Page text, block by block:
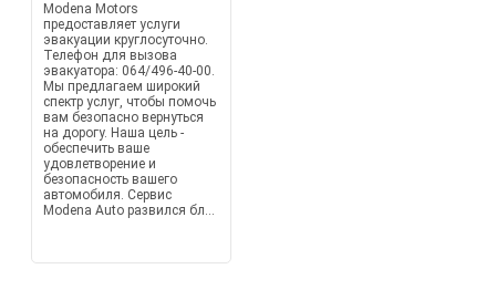
Modena Motors
предоставляет услуги
эвакуации круглосуточно.
Телефон для вызова
эвакуатора: 064/496-40-00.
Мы предлагаем широкий
спектр услуг, чтобы помочь
вам безопасно вернуться
на дорогу. Наша цель -
обеспечить ваше
удовлетворение и
безопасность вашего
автомобиля. Сервис
Modena Auto развился бл...